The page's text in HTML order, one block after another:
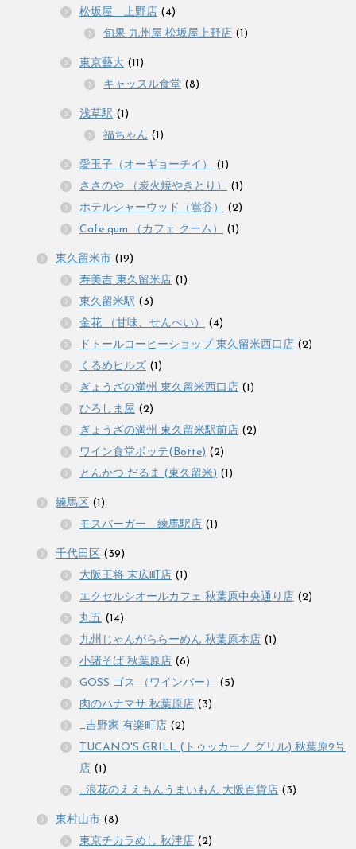
松坂屋 上野店 (4)
旬果 九州屋 松坂屋上野店 (1)
東京藝大 (11)
キャッスル食堂 (8)
浅草駅 (1)
福ちゃん (1)
愛玉子（オーギョーチイ）
(1)
ささのや （炭火焼やきとり）
(1)
ホテルシャーウッド（鴬谷）
(2)
Cafe qum （カフェ クーム）
(1)
東久留米市 (19)
寿美吉 東久留米店 (1)
東久留米駅 (3)
金花 （甘味、せんべい）
(4)
ドトールコーヒーショップ 東久留米西口店 (2)
くるめヒルズ (1)
ぎょうざの満州 東久留米西口店 (1)
ひろしま屋 (2)
ぎょうざの満州 東久留米駅前店 (2)
ワイン食堂ボッテ(Botte) (2)
とんかつ だるま (東久留米) (1)
練馬区 (1)
モスバーガー 練馬駅店 (1)
千代田区 (39)
大阪王将 末広町店 (1)
エクセルシオールカフェ 秋葉原中央通り店 (2)
丸五 (14)
九州じゃんがららーめん 秋葉原本店 (1)
小諸そば 秋葉原店 (6)
GOSS ゴス （ワインバー）
(5)
肉のハナマサ 秋葉原店 (3)
_吉野家 有楽町店 (2)
TUCANO'S GRILL (トゥッカーノ グリル) 秋葉原2号
店 (1)
_浪花のええもんうまいもん 大阪百貨店 (3)
東村山市 (8)
東京チカラめし 秋津店 (2)